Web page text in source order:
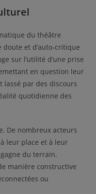
du théâtre
et d’auto-critique
sur l’utilité d’une prise
en question leur
lassé par des discours
quotidienne des
De nombreux acteurs
leur place et à leur
du terrain.
manière constructive
ou